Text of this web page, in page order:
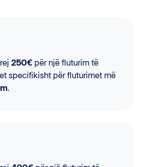
250€ për një fluturim të
specifikisht për fluturimet më
.